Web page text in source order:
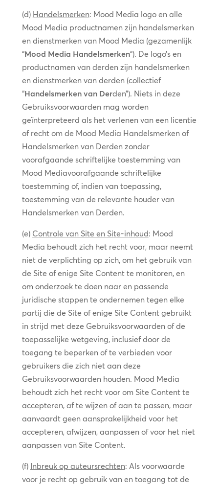
(d) Handelsmerken: Mood Media logo en alle
Mood Media productnamen zijn handelsmerken
en dienstmerken van Mood Media (gezamenlijk
“Mood Media Handelsmerken“). De logo’s en
productnamen van derden zijn handelsmerken
en dienstmerken van derden (collectief
“Handelsmerken van Derden”). Niets in deze
Gebruiksvoorwaarden mag worden
geïnterpreteerd als het verlenen van een licentie
of recht om de Mood Media Handelsmerken of
Handelsmerken van Derden zonder
voorafgaande schriftelijke toestemming van
Mood Mediavoorafgaande schriftelijke
toestemming of, indien van toepassing,
toestemming van de relevante houder van
Handelsmerken van Derden.
(e) Controle van Site en Site-inhoud: Mood
Media behoudt zich het recht voor, maar neemt
niet de verplichting op zich, om het gebruik van
de Site of enige Site Content te monitoren, en
om onderzoek te doen naar en passende
juridische stappen te ondernemen tegen elke
partij die de Site of enige Site Content gebruikt
in strijd met deze Gebruiksvoorwaarden of de
toepasselijke wetgeving, inclusief door de
toegang te beperken of te verbieden voor
gebruikers die zich niet aan deze
Gebruiksvoorwaarden houden. Mood Media
behoudt zich het recht voor om Site Content te
accepteren, af te wijzen of aan te passen, maar
aanvaardt geen aansprakelijkheid voor het
accepteren, afwijzen, aanpassen of voor het niet
aanpassen van Site Content.
(f) Inbreuk op auteursrechten: Als voorwaarde
voor je recht op gebruik van en toegang tot de